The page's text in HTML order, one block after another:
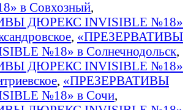
в Совхозный,
ДЮРЕКС INVISIBLE №18»
, «ПРЕЗЕРВАТИВЫ
№18» в Солнечнодольск,
ДЮРЕКС INVISIBLE №18»
, «ПРЕЗЕРВАТИВЫ
№18» в Сочи,